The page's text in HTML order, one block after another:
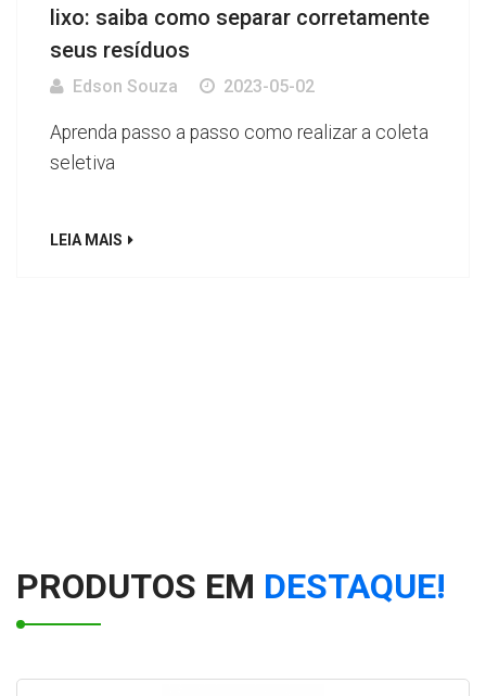
lixo: saiba como separar corretamente
seus resíduos
Edson Souza 2023-05-02
Aprenda passo a passo como realizar a coleta
seletiva
LEIA MAIS
PRODUTOS EM DESTAQUE!